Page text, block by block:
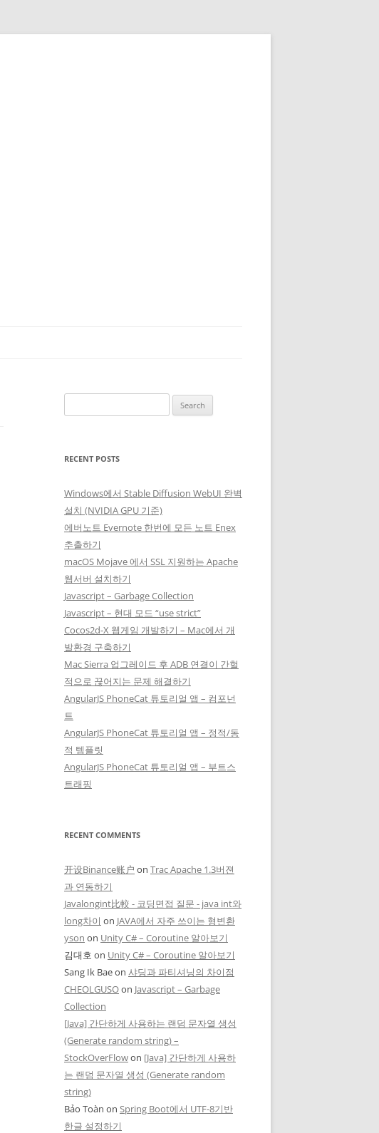
for:
RECENT POSTS
Windows에서 Stable Diffusion WebUI 완벽
설치 (NVIDIA GPU 기준)
에버노트 Evernote 한번에 모든 노트 Enex
추출하기
macOS Mojave 에서 SSL 지원하는 Apache
웹서버 설치하기
Javascript – Garbage Collection
Javascript – 현대 모드 “use strict”
Cocos2d-X 웹게임 개발하기 – Mac에서 개
발환경 구축하기
Mac Sierra 업그레이드 후 ADB 연결이 간헐
적으로 끊어지는 문제 해결하기
AngularJS PhoneCat 튜토리얼 앱 – 컴포넌
트
AngularJS PhoneCat 튜토리얼 앱 – 정적/동
적 템플릿
AngularJS PhoneCat 튜토리얼 앱 – 부트스
트래핑
RECENT COMMENTS
开设Binance账户 on Trac Apache 1.3버젼
과 연동하기
Javalongint比較 - 코딩면접 질문 - java int와
long차이 on JAVA에서 자주 쓰이는 형변환
yson on Unity C# – Coroutine 알아보기
김대호 on Unity C# – Coroutine 알아보기
Sang Ik Baeon 샤딩과 파티셔닝의 차이점
CHEOLGUSOon Javascript – Garbage
Collection
[Java] 간단하게 사용하는 랜덤 문자열 생성
(Generate random string) –
StockOverFlowon [Java] 간단하게 사용하
는 랜덤 문자열 생성 (Generate random
string)
Bảo Toàn on Spring Boot에서 UTF-8기반
한글 설정하기